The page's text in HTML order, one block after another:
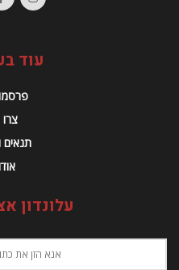
עוד
תנאים
עלונדון